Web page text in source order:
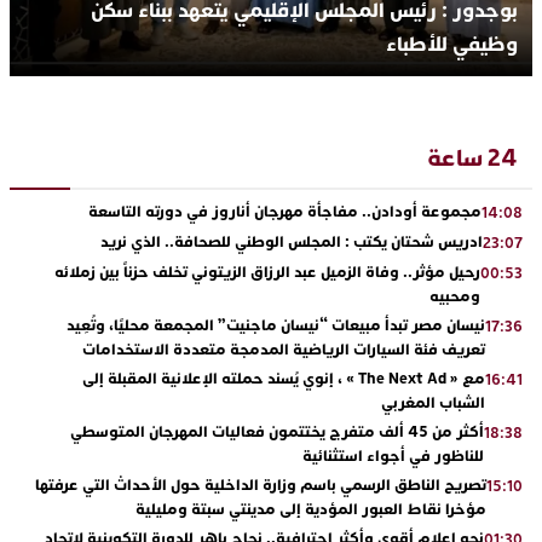
بوجدور : رئيس المجلس الإقليمي يتعهد ببناء سكن
وظيفي للأطباء
24 ساعة
14:08مجموعة أودادن.. مفاجأة مهرجان أناروز في دورته التاسعة
23:07ادريس شحتان يكتب : المجلس الوطني للصحافة.. الذي نريد
00:53رحيل مؤثر.. وفاة الزميل عبد الرزاق الزيتوني تخلف حزناً بين زملائه
ومحبيه
17:36نيسان مصر تبدأ مبيعات “نيسان ماجنيت” المجمعة محليًا، وتُعِيد
تعريف فئة السيارات الرياضية المدمجة متعددة الاستخدامات
16:41
مع « The Next Ad » ، إنوي يُسند حملته الإعلانية المقبلة إلى
الشباب المغربي
18:38
أكثر من 45 ألف متفرج يختتمون فعاليات المهرجان المتوسطي
للناظور في أجواء استثنائية
15:10تصريح الناطق الرسمي باسم وزارة الداخلية حول الأحداث التي عرفتها
مؤخرا نقاط العبور المؤدية إلى مدينتي سبتة ومليلية